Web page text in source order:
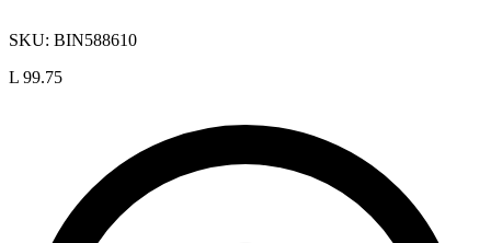
SKU: BIN588610
L 99.75